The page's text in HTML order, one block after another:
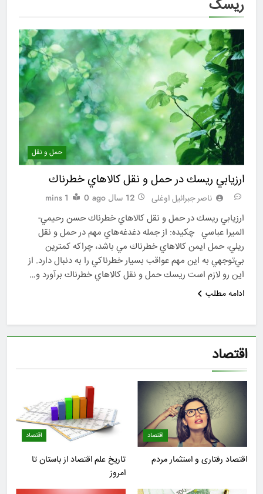
ریسک
حمل و نقل
ارزيابي ريسك در حمل و نقل كالاهاي خطرناك
ناصر جبرائیل اوغلی 12 سال ago 0
1 mins
ارزيابي ريسك در حمل و نقل كالاهاي خطرناك حسن رحيمي-
الميرا عباسي چكيده: از جمله دغدغه‌هاي مهم در حمل و نقل
ريلي، حمل ايمن كالاهاي خطرناك مي باشد، چراكه كمترين
بي‌توجهي به اين مهم عواقب بسيار خطرناكي را به دنبال دارد. از
اين رو لازم است ريسك حمل و نقل كالاهاي خطرناك برآورد و…
ادامه مطلب
اقتصاد
اقتصاد
اقتصاد رفتاری و استثمار مردم
اقتصاد
تاریخ علم اقتصاد از باستان تا
امروز